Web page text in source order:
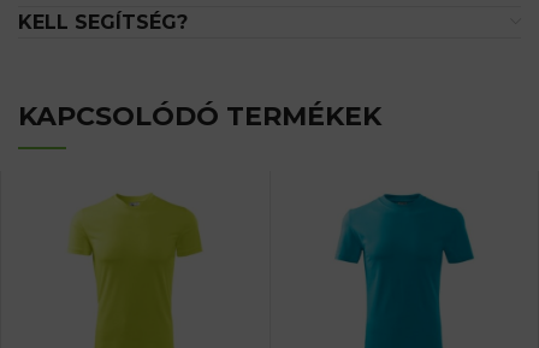
KELL SEGÍTSÉG?
KAPCSOLÓDÓ TERMÉKEK